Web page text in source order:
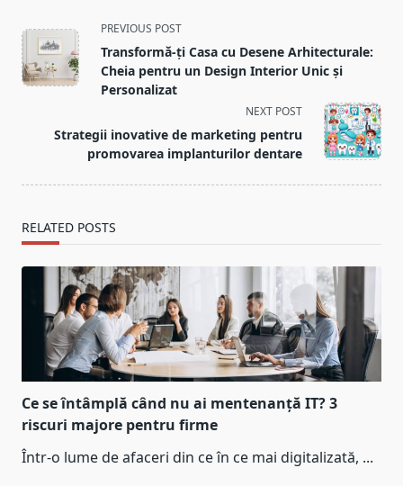
<span
class="nav-
subtitle
screen-
text">Page</span>
PREVIOUS POST
Transformă-ți Casa cu Desene Arhitecturale:
Cheia pentru un Design Interior Unic și
Personalizat
NEXT POST
Strategii inovative de marketing pentru
promovarea implanturilor dentare
RELATED POSTS
Ce se întâmplă când nu ai mentenanță IT? 3
riscuri majore pentru firme
Într-o lume de afaceri din ce în ce mai digitalizată, ...